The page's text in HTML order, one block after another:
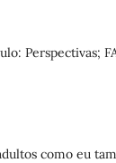
Perspectivas;
como eu